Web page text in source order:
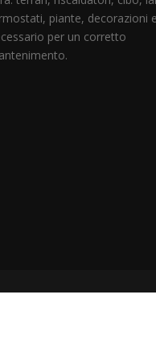
piante, decorazioni
per un corretto